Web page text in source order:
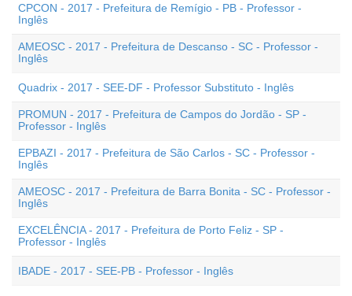
CPCON - 2017 - Prefeitura de Remígio - PB - Professor -
Inglês
AMEOSC - 2017 - Prefeitura de Descanso - SC - Professor -
Inglês
Quadrix - 2017 - SEE-DF - Professor Substituto - Inglês
PROMUN - 2017 - Prefeitura de Campos do Jordão - SP -
Professor - Inglês
EPBAZI - 2017 - Prefeitura de São Carlos - SC - Professor -
Inglês
AMEOSC - 2017 - Prefeitura de Barra Bonita - SC - Professor -
Inglês
EXCELÊNCIA - 2017 - Prefeitura de Porto Feliz - SP -
Professor - Inglês
IBADE - 2017 - SEE-PB - Professor - Inglês